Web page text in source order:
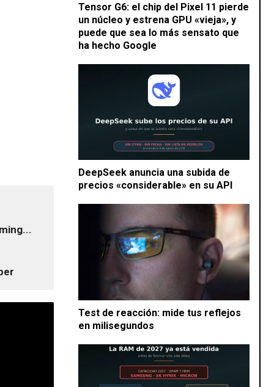
Tensor G6: el chip del Pixel 11 pierde
un núcleo y estrena GPU «vieja», y
puede que sea lo más sensato que
ha hecho Google
DeepSeek anuncia una subida de
precios «considerable» en su API
Test de reacción: mide tus reflejos
en milisegundos